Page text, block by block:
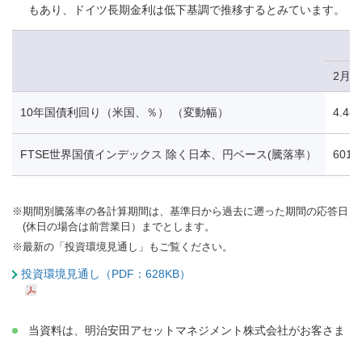
もあり、ドイツ長期金利は低下基調で推移するとみています。
2月
10年国債利回り（米国、％） （変動幅） 4.48
FTSE世界国債インデックス 除く日本、円ベース(騰落率）
※期間別騰落率の各計算期間は、基準日から過去に遡った期間の応答日
(休日の場合は前営業日）までとします。
※最新の「投資環境見通し」もご覧ください。
投資環境見通し（PDF：628KB）
当資料は、明治安田アセットマネジメント株式会社がお客さま